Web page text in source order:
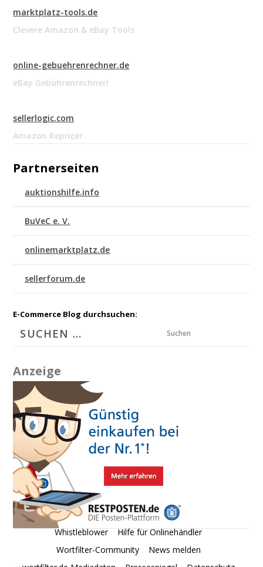
marktplatz-tools.de
Clevere Amazon & eBay Tools
online-gebuehrenrechner.de
eBay Gebührenrechner!
sellerlogic.com
Amazon Repricer
Partnerseiten
auktionshilfe.info
BuVeC e. V.
onlinemarktplatz.de
sellerforum.de
E-Commerce Blog durchsuchen:
Suchen
Anzeige
Whistleblower
Hilfe für Onlinehändler
Wortfilter-Community
News melden